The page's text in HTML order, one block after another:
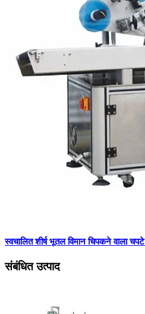
स्वचालित शीर्ष भूतल विमान चिपकने वाला
संबंधित उत्पाद